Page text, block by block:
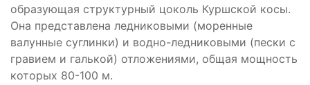
образующая структурный цоколь Куршской косы.
Она представлена ледниковыми (моренные
валунные суглинки) и водно-ледниковыми (пески с
гравием и галькой) отложениями, общая мощность
которых 80-100 м.